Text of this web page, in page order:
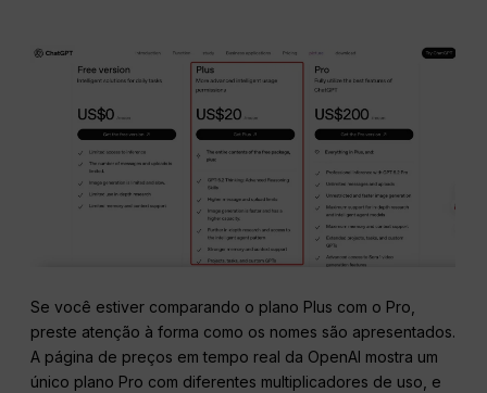
Se você estiver comparando o plano Plus com o Pro,
preste atenção à forma como os nomes são apresentados.
A página de preços em tempo real da OpenAI mostra um
único plano Pro com diferentes multiplicadores de uso, e